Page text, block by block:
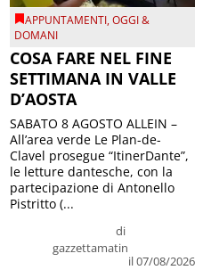
APPUNTAMENTI,OGGI &
DOMANI
COSA FARE NEL FINE
SETTIMANA IN VALLE
D’AOSTA
di
gazzettamatin
il 07/08/2026
SABATO 8 AGOSTO ALLEIN –
All’area verde Le Plan-de-
Clavel prosegue “ItinerDante”,
le letture dantesche, con la
partecipazione di Antonello
Pistritto (...